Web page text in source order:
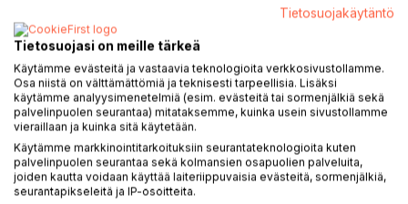
Arvostele tuote
KUVAUS
Tietosuojakäytäntö
Tietosuojasi on meille tärkeä
Käytämme evästeitä ja vastaavia teknologioita verkkosivustollamme.
Osa niistä on välttämättömiä ja teknisesti tarpeellisia. Lisäksi
käytämme analyysimenetelmiä (esim. evästeitä tai sormenjälkiä sekä
palvelinpuolen seurantaa) mitataksemme, kuinka usein sivustollamme
vieraillaan ja kuinka sitä käytetään.
Käytämme markkinointitarkoituksiin seurantateknologioita kuten
palvelinpuolen seurantaa sekä kolmansien osapuolien palveluita,
joiden kautta voidaan käyttää laiteriippuvaisia evästeitä, sormenjälkiä,
seurantapikseleitä ja IP-osoitteita.